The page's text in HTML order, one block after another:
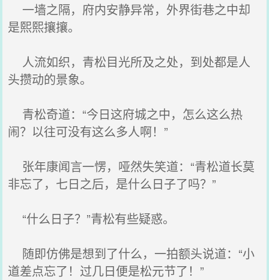
一墙之隔，府内安静异常，外界街巷之中却
是熙熙攘攘。
人流如织，青松目光所及之处，到处都是人
头攒动的景象。
青松奇道：“今日这府城之中，怎么这么热
闹？以往可没有这么多人啊！”
张年康闻言一愣，哑然失笑道：“青松道长莫
非忘了，七日之后，是什么日子了吗？”
“什么日子？”青松有些疑惑。
随即仿佛是想到了什么，一拍额头说道：“小
道差点忘了！过几日便是松元节了！”